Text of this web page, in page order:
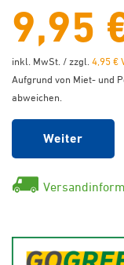
9,95
inkl. MwSt. / zzgl. 4,95 €
Aufgrund von Miet- und
abweichen.
Weiter